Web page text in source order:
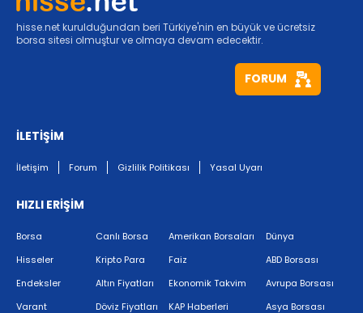
hisse.net kurulduğundan beri Türkiye'nin en büyük ve ücretsiz
borsa sitesi olmuştur ve olmaya devam edecektir.
FORUM
İLETİŞİM
İletişim Forum Gizlilik Politikası Yasal Uyarı
HIZLI ERİŞİM
Borsa
Hisseler
Endeksler
Varant
Canlı Borsa
Kripto Para
Altın Fiyatları
Döviz Fiyatları
Amerikan Borsaları
Faiz
Ekonomik Takvim
KAP Haberleri
Dünya
ABD Borsası
Avrupa Borsası
Asya Borsası